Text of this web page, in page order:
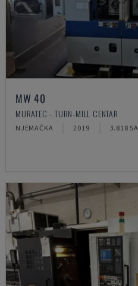
MW 40
MURATEC - TURN-MILL CENTAR
NJEMAČKA 2019 3.818